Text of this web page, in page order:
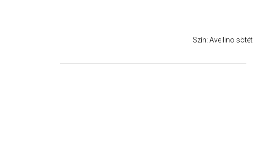
Szín: Avellino sötét